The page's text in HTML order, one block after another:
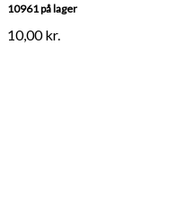
10961 på lager
10,00kr.